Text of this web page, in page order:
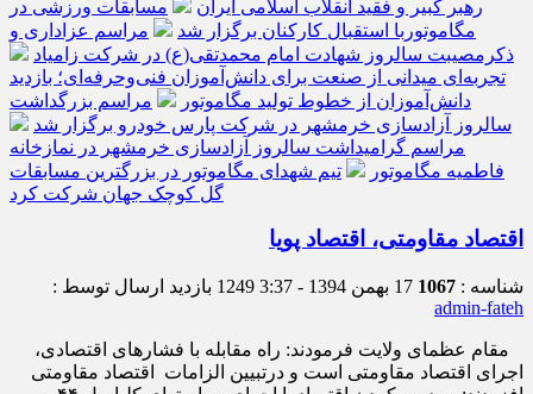
رهبر کبیر و فقید انقلاب اسلامی ایران
مسابقات ورزشی در
مگاموتوربا استقبال کارکنان برگزار شد
مراسم عزاداری و
ذکرمصیبت سالروز شهادت امام محمدتقی(ع) در شرکت زامیاد
تجربه‌ای میدانی از صنعت برای دانش‌آموزان فنی‌وحرفه‌ای؛ بازدید
دانش‌آموزان از خطوط تولید مگاموتور
مراسم بزرگداشت
سالروز آزادسازی خرمشهر در شرکت پارس خودرو برگزار شد
مراسم گرامیداشت سالروز آزادسازی خرمشهر در نمازخانه
فاطمیه مگاموتور
تیم شهدای مگاموتور در بزرگترین مسابقات
گل کوچک جهان شرکت کرد
اقتصاد مقاومتی، اقتصاد پویا
شناسه : 1067 17 بهمن 1394 - 3:37
ارسال توسط :
admin-fateh
مقام عظمای ولایت فرمودند: راه مقابله با فشارهای اقتصادی،
اجرای اقتصاد مقاومتی است و درتبیین الزامات اقتصاد مقاومتی